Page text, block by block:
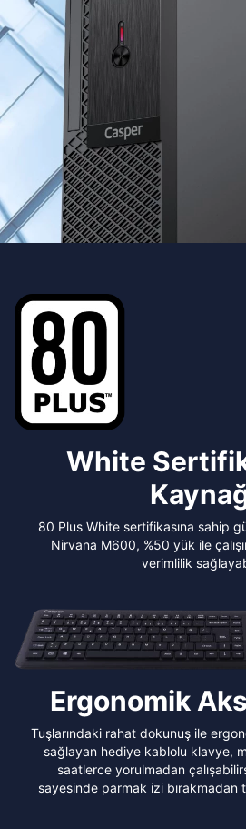
White
80 Plus White sertifikasına sahip
Nirvana M600, %50 yük ile
verimlilik
Ergonomik
Tuşlarındaki rahat dokunuş ile
sağlayan hediye kablolu klavye,
saatlerce yorulmadan
sayesinde parmak izi bırakmadan